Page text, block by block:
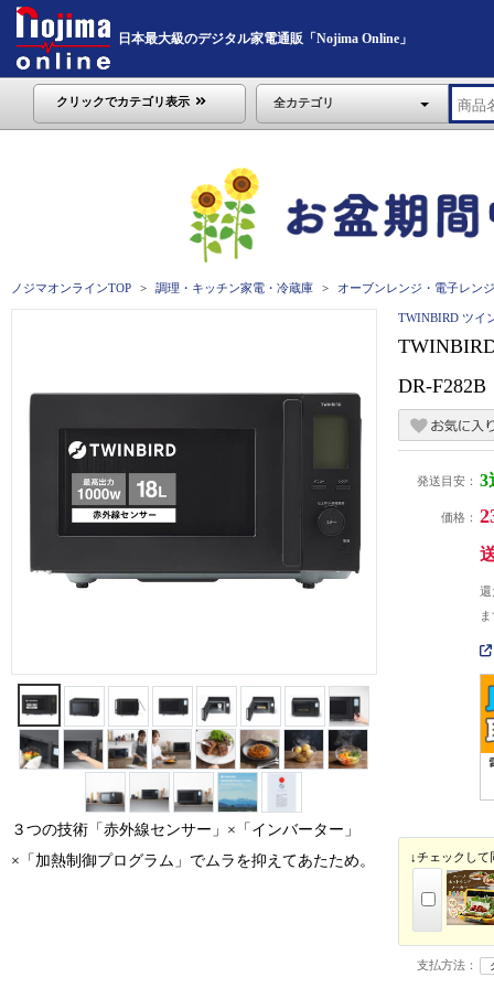
日本最大級のデジタル家電通販「Nojima Online」
クリックでカテゴリ表示 全カテゴリ
ノジマオンラインTOP 調理・キッチン家電・冷蔵庫 オーブンレンジ・電子レンジ
３つの技術「赤外線センサー」×「インバーター」
×「加熱制御プログラム」でムラを抑えてあたため。
TWINBIRD ツイ
DR-F282B
発送目安： 3
価格：
還
↓チェックして
支払方法：